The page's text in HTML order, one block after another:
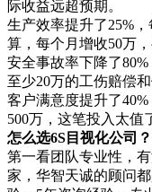
际收益远超预期。
生产效率提升了25%
算，每个月增收50万
安全事故率下降了
至少20万的工伤赔偿和
客户满意度提升了
500万，这笔投入太值
怎么选6S目视化公司
第一看团队专业性，
家，华智天诚的顾问